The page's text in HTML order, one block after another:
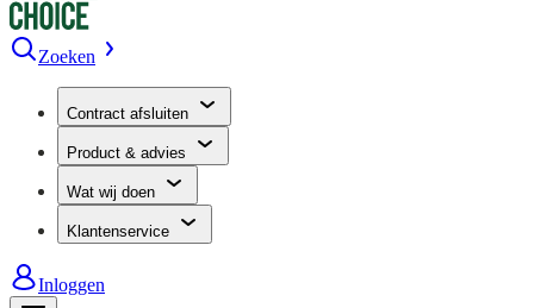
Zoeken
Contract afsluiten
Product & advies
Wat wij doen
Klantenservice
Inloggen